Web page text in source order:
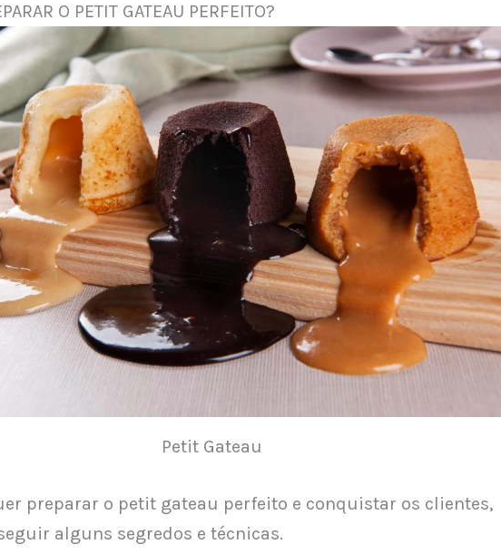
O PETIT GATEAU PERFEITO?
Petit Gateau
preparar o petit gateau perfeito e conquistar os clientes,
alguns segredos e técnicas.